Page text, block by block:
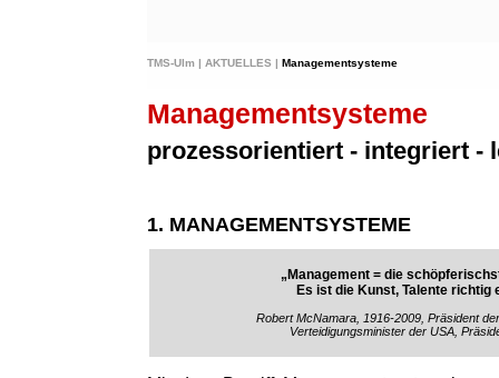
TMS-Ulm | AKTUELLES | Managementsysteme
Managementsysteme
prozessorientiert - integriert -
1. MANAGEMENTSYSTEME
„Management = die
Es ist die Kunst, Talente richtig
Robert McNamara, 1916-2009, Präsident
Verteidigungsminister der USA,